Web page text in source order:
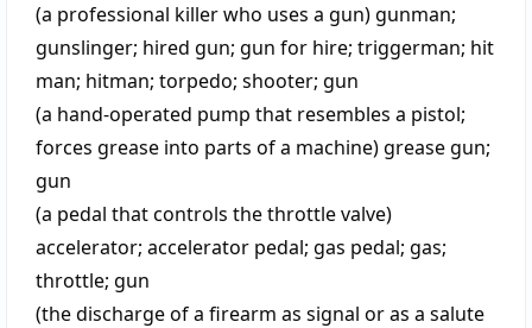
(a professional killer who uses a gun)gunman;
gunslinger; hired gun; gun for hire; triggerman; hit
man; hitman; torpedo; shooter; gun
(a hand-operated pump that resembles a pistol;
forces grease into parts of a machine)grease gun;
gun
(a pedal that controls the throttle valve)
accelerator; accelerator pedal; gas pedal; gas;
throttle; gun
(the discharge of a firearm as signal or as a salute